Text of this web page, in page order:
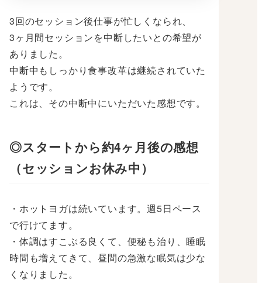
3回のセッション後仕事が忙しくなられ、
3ヶ月間セッションを中断したいとの希望が
ありました。
中断中もしっかり食事改革は継続されていた
ようです。
これは、その中断中にいただいた感想です。
◎スタートから約4ヶ月後の感想
（セッションお休み中）
・ホットヨガは続いています。週5日ペース
で行けてます。
・体調はすこぶる良くて、便秘も治り、睡眠
時間も増えてきて、昼間の急激な眠気は少な
くなりました。